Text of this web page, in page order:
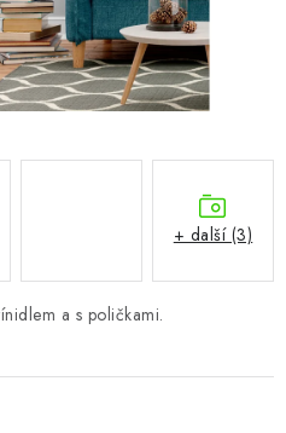
a s poličkami.
+ další (3)